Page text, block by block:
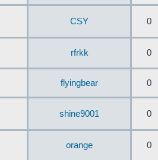
CSY 0
rfrkk 0
flyingbear 0
shine9001 0
orange 0